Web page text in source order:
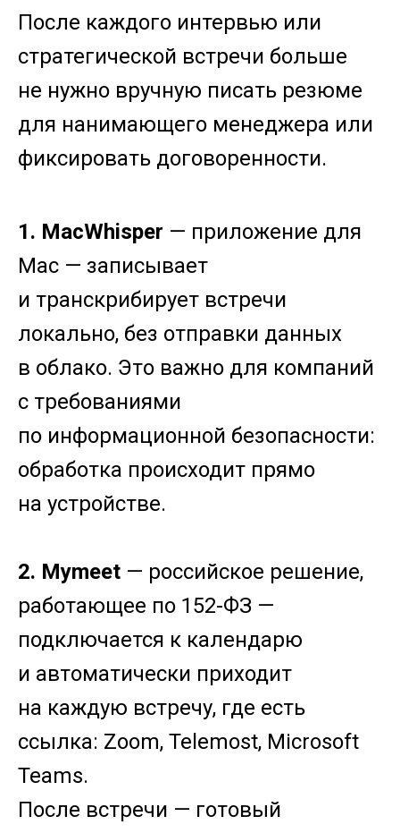
После каждого интервью или
стратегической встречи больше
не нужно вручную писать резюме
для нанимающего менеджера или
фиксировать договоренности.
1. MacWhisper — приложение для
Mac — записывает
и транскрибирует встречи
локально, без отправки данных
в облако. Это важно для компаний
с требованиями
по информационной безопасности:
обработка происходит прямо
на устройстве.
2. Mymeet — российское решение,
работающее по 152-ФЗ —
подключается к календарю
и автоматически приходит
на каждую встречу, где есть
ссылка: Zoom, Telemost, Microsoft
Teams.
После встречи — готовый